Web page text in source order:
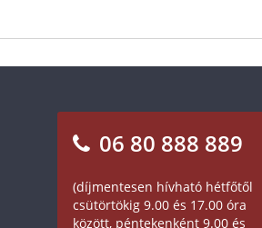
06 80 888 889
(díjmentesen hívható hétfőtől
csütörtökig 9.00 és 17.00 óra
között, péntekenként 9.00 és